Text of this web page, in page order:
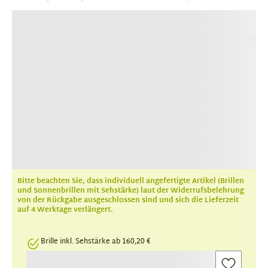
Bitte beachten Sie, dass individuell angefertigte Artikel (Brillen
und Sonnenbrillen mit Sehstärke) laut der Widerrufsbelehrung
von der Rückgabe ausgeschlossen sind und sich die Lieferzeit
auf 4 Werktage verlängert.
Brille inkl. Sehstärke ab 160,20 €